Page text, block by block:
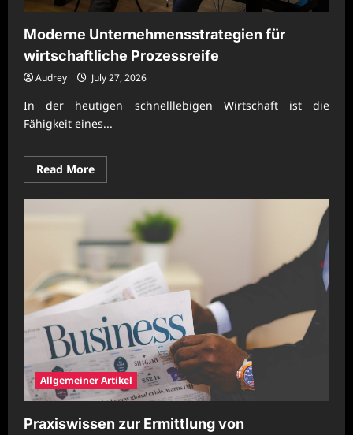
Moderne Unternehmensstrategien für
wirtschaftliche Prozessreife
Audrey July 27, 2026
In der heutigen schnelllebigen Wirtschaft ist die
Fähigkeit eines...
Read MoreRead
more
Moderne
Unternehmensstrategien
wirtschaftliche
Prozessreife
Allgemeiner Artikel
Praxiswissen zur Ermittlung von